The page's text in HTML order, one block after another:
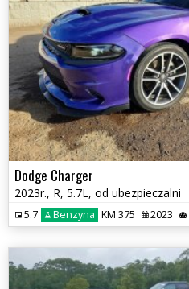
Dodge Charger
2023r., R, 5.7L, od ubezpieczalni
5.7 Benzyna KM 375 2023